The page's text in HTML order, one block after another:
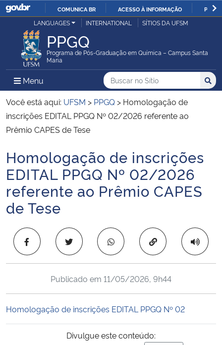
IR
O
COMUNICA BR ACESSO À INFORMAÇÃO
Ministério da Justiça e Segurança Pública
Ministério da Defesa
Ministério das Relações Exteriores
Ministério da Economia
Ministério da Infraestrutura
Ministério da Agricultura, Pecuária e Abastecimento
Ministério da Educação
Ministério da Cidadania
Ministério da Saúde
Ministério de Minas e Energia
Ministério da Ciência, Tecnologia, Inovações e Comunicações
Ministério do Meio Ambiente
LANGUAGES INTERNATIONAL SÍTIOS DA UFSM
PPGQ
Programa de Pós-Graduação em Química – Campus Santa
Maria
Menu Menu Principal do Sítio
Busca
Buscar no no Sítio
Busca:
Você está aqui: UFSM > PPGQ > Homologação de
inscrições EDITAL PPGQ Nº 02/2026 referente ao
Prêmio CAPES de Tese
Início do conteúdo
Homologação de inscrições
EDITAL PPGQ Nº 02/2026
referente ao Prêmio CAPES
de Tese
Copiar para área
Publicado em 11/05/2026, 9h44
Homologação de inscrições EDITAL PPGQ Nº 02
Divulgue este conteúdo: